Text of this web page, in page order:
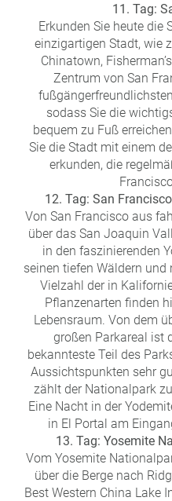
11. Tag:
Erkunden Sie heute die
einzigartigen Stadt, wie
Chinatown,
Zentrum von San
sodass Sie die
bequem zu Fuß
Sie die Stadt mit einem
erkunden, die
12. Tag: San
Von San Francisco aus
über das San Joaquin
in den faszinierenden
seinen tiefen Wäldern
Vielzahl der in
Pflanzenarten finden
Lebensraum. Von dem
großen Parkareal ist
bekannteste Teil des
Aussichtspunkten sehr
zählt der Nationalpark
Eine Nacht in der
in El Portal am
13. Tag: Yosemite
Vom Yosemite
über die Berge nach
Best Western China Lake